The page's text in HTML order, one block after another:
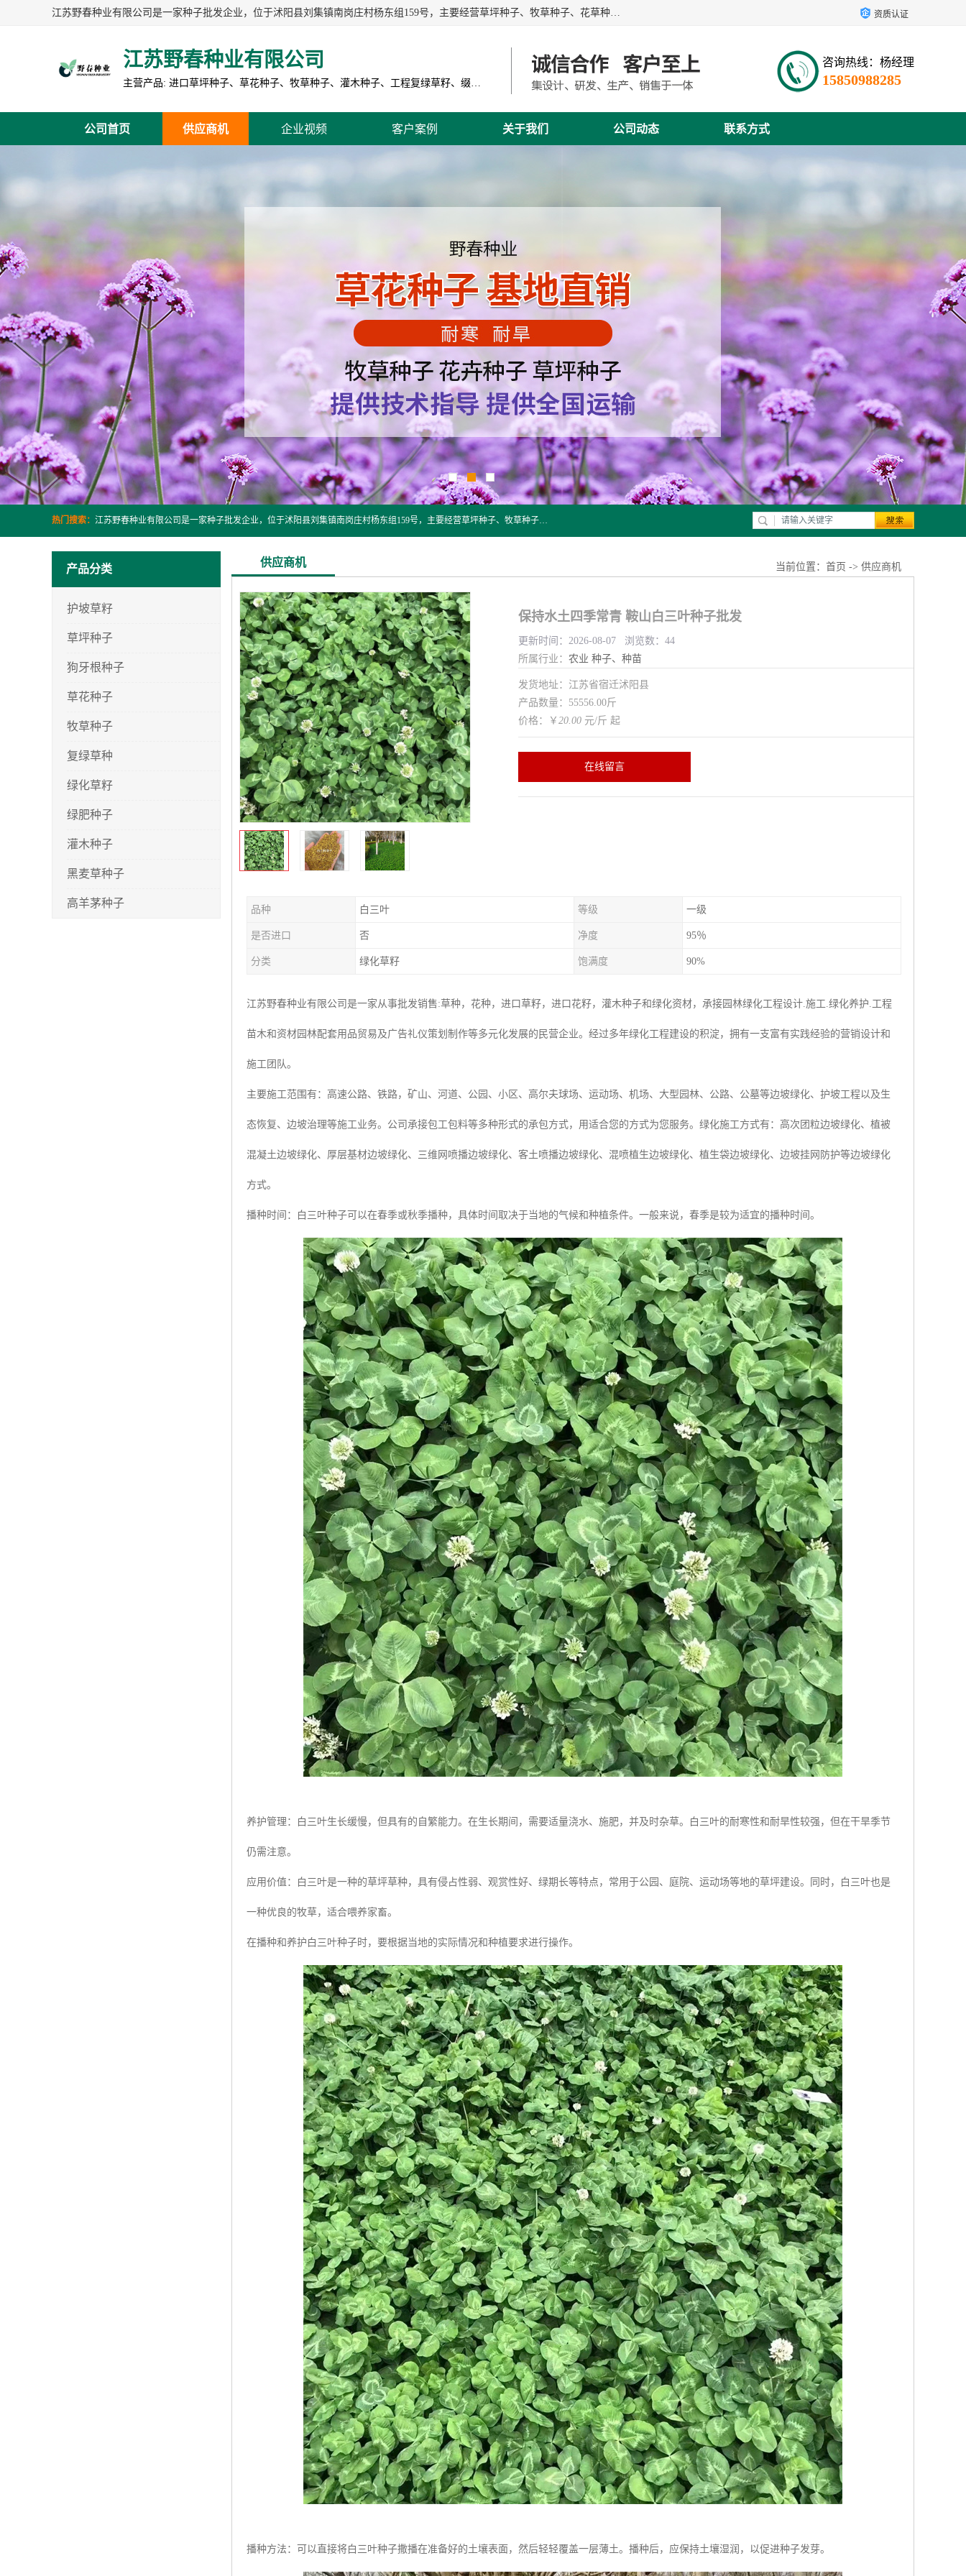
江苏野春种业有限公司是一家种子批发企业，位于沭阳县刘集镇南岗庄村杨东组159号，主要经营草坪种子、牧草种子、花草种子、复绿草种、绿化草籽、护坡草籽、绿肥种子、灌木种子、黑麦草种子、高羊茅种子、早熟禾种子、狗牙根种子、剪股颖种子等。 资质认证
江苏野春种业有限公司
主营产品: 进口草坪种子、草花种子、牧草种子、灌木种子、工程复绿草籽、缀花组合种子
咨询热线：杨经理
15850988285
公司首页 供应商机 企业视频 客户案例 关于我们 公司动态 联系方式
热门搜索： 江苏野春种业有限公司是一家种子批发企业，位于沭阳县刘集镇南岗庄村杨东组159号，主要经营草坪种子、牧草种子、花草种子、复绿草种、绿化草籽、护坡草籽、绿肥种子、灌木种子、黑麦草种子、高羊茅种子、早熟禾种子、狗牙根种子、剪股颖种子等。
产品分类
护坡草籽
草坪种子
狗牙根种子
草花种子
牧草种子
复绿草种
绿化草籽
绿肥种子
灌木种子
黑麦草种子
高羊茅种子
供应商机 当前位置： 首页 -> 供应商机
保持水土四季常青 鞍山白三叶种子批发
更新时间：2026-08-07 浏览数：44
所属行业： 农业 种子、种苗
发货地址：江苏省宿迁沭阳县
产品数量：55556.00斤
价格：￥ 20.00 元/斤 起
在线留言
品种 白三叶 等级 一级
是否进口 否 净度 95％
分类 绿化草籽 饱满度 90%
江苏野春种业有限公司是一家从事批发销售:草种，花种，进口草籽，进口花籽，灌木种子和绿化资材，承接园林绿化工程设计.施工.绿化养护.工程
苗木和资材园林配套用品贸易及广告礼仪策划制作等多元化发展的民营企业。经过多年绿化工程建设的积淀，拥有一支富有实践经验的营销设计和
施工团队。
主要施工范围有：高速公路、铁路，矿山、河道、公园、小区、高尔夫球场、运动场、机场、大型园林、公路、公墓等边坡绿化、护坡工程以及生
态恢复、边坡治理等施工业务。公司承接包工包料等多种形式的承包方式，用适合您的方式为您服务。绿化施工方式有：高次团粒边坡绿化、植被
混凝土边坡绿化、厚层基材边坡绿化、三维网喷播边坡绿化、客土喷播边坡绿化、混喷植生边坡绿化、植生袋边坡绿化、边坡挂网防护等边坡绿化
方式。
播种时间：白三叶种子可以在春季或秋季播种，具体时间取决于当地的气候和种植条件。一般来说，春季是较为适宜的播种时间。
养护管理：白三叶生长缓慢，但具有的自繁能力。在生长期间，需要适量浇水、施肥，并及时杂草。白三叶的耐寒性和耐旱性较强，但在干旱季节
仍需注意。
应用价值：白三叶是一种的草坪草种，具有侵占性弱、观赏性好、绿期长等特点，常用于公园、庭院、运动场等地的草坪建设。同时，白三叶也是
一种优良的牧草，适合喂养家畜。
在播种和养护白三叶种子时，要根据当地的实际情况和种植要求进行操作。
播种方法：可以直接将白三叶种子撒播在准备好的土壤表面，然后轻轻覆盖一层薄土。播种后，应保持土壤湿润，以促进种子发芽。